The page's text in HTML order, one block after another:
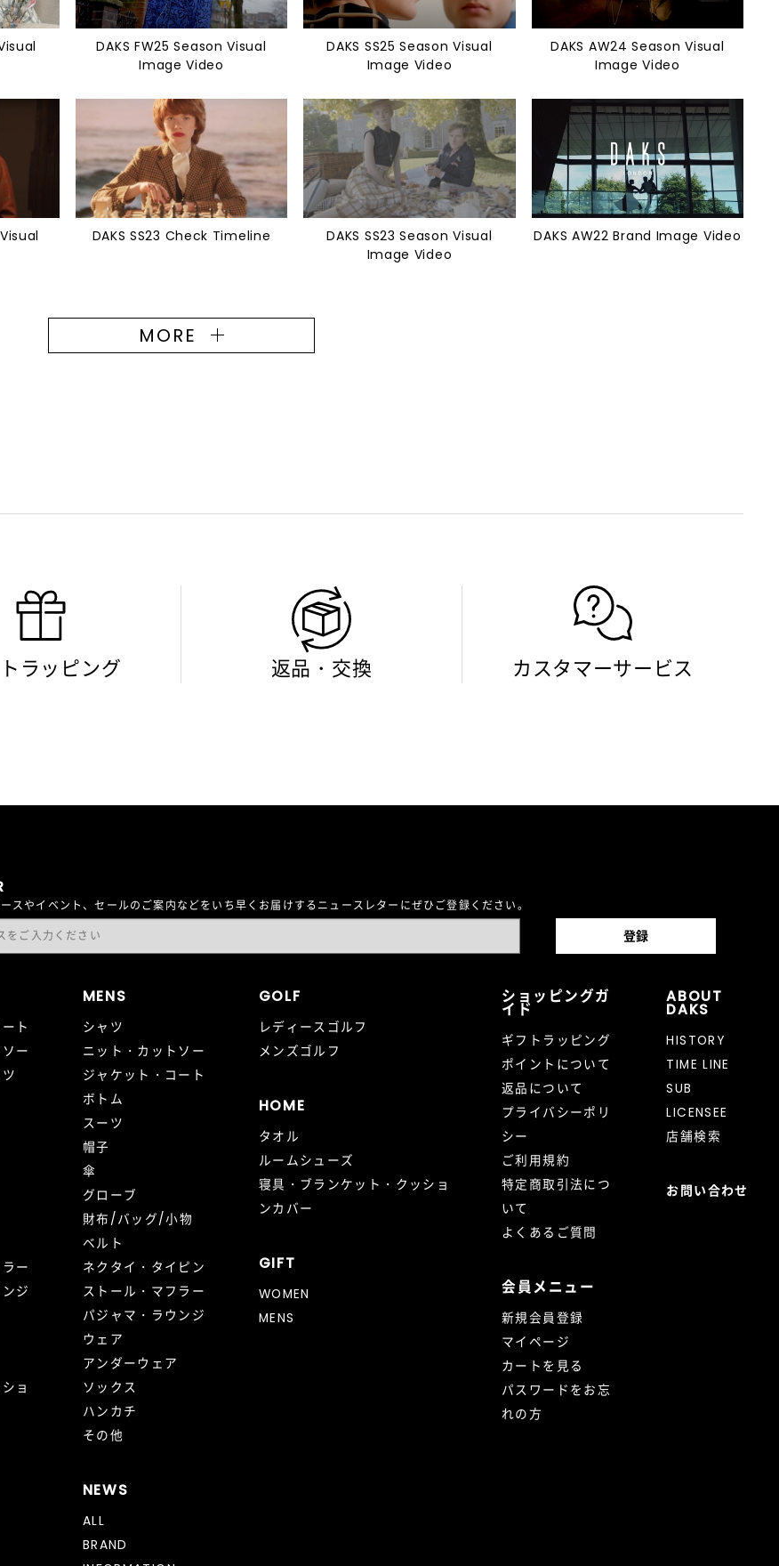
DAKS FW25 Season Visual
Image Video
DAKS SS25 Season Visual
Image Video
DAKS AW24 Season Visual
Image Video
DAKS SS23 Check Timeline
DAKS SS23 Season Visual
Image Video
DAKS AW22 Brand Image Video
MORE
ラッピング 返品・交換 カスタマーサービス
スやイベント、セールのご案内などをいち早くお届けするニュースレターにぜひご登録ください。
ト
ー
ー
ジ
ョ
MENS
シャツ
ニット・カットソー
ジャケット・コート
ボトム
スーツ
帽子
傘
グローブ
財布/バッグ/小物
ベルト
ネクタイ・タイピン
ストール・マフラー
パジャマ・ラウンジ
ウェア
アンダーウェア
ソックス
ハンカチ
その他
NEWS
ALL
BRAND
GOLF
レディースゴルフ
メンズゴルフ
HOME
タオル
ルームシューズ
寝具・ブランケット・クッショ
ンカバー
GIFT
WOMEN
MENS
ショッピングガ
イド
ギフトラッピング
ポイントについて
返品について
プライバシーポリ
シー
ご利用規約
特定商取引法につ
いて
よくあるご質問
会員メニュー
新規会員登録
マイページ
カートを見る
パスワードをお忘
れの方
ABOUT
DAKS
HISTORY
TIME LINE
SUB
LICENSEE
店舗検索
お問い合わせ